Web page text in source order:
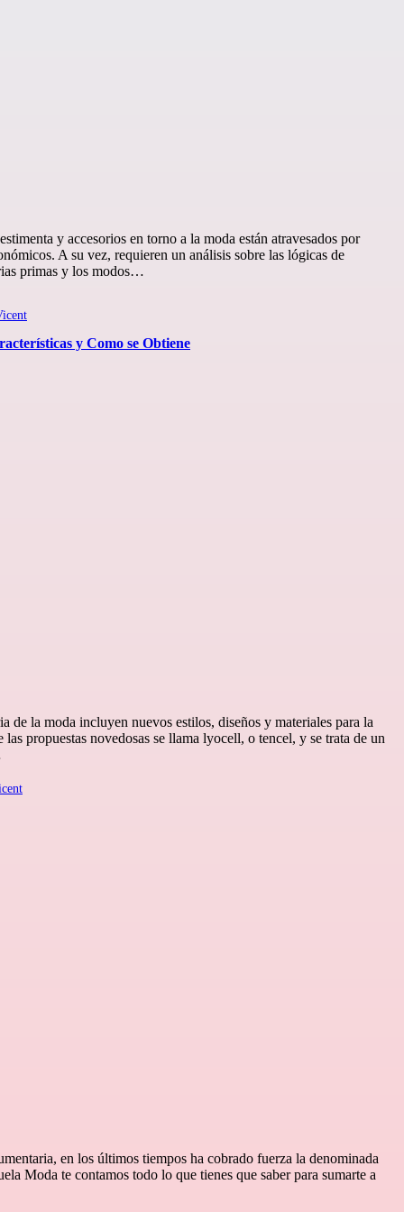
y accesorios en torno a la moda están atravesados por
A su vez, requieren un análisis sobre las lógicas de
primas y los modos…
y Como se Obtiene
de la moda incluyen nuevos estilos, diseños y materiales para la
propuestas novedosas se llama lyocell, o tencel, y se trata de un
en los últimos tiempos ha cobrado fuerza la denominada
Moda te contamos todo lo que tienes que saber para sumarte a